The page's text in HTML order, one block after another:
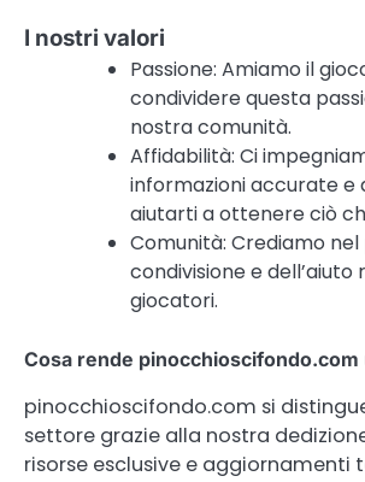
I nostri valori
Passione: Amiamo il
condividere questa
nostra comunità.
Affidabilità: Ci
informazioni accurate e
aiutarti a ottenere ciò
Comunità: Crediamo
condivisione e
giocatori.
Cosa rende pinocchioscifondo.com
pinocchioscifondo.com si
settore grazie alla nostra
risorse esclusive e aggiornamenti